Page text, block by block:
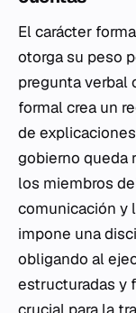
El carácter
otorga su peso
pregunta verbal
formal crea un
de
gobierno queda
los miembros
comunicación y
impone una
obligando al
estructuradas y